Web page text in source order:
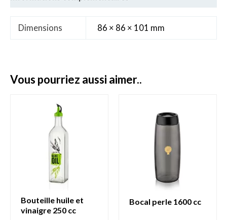
Dimensions 86 × 86 × 101 mm
vous pourriez aussi aimer..
bouteille huile et
vinaigre 250 cc
bocal perle 1600 cc